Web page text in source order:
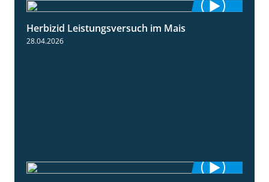
Herbizid Leistungsversuch im Mais
28.04.2026